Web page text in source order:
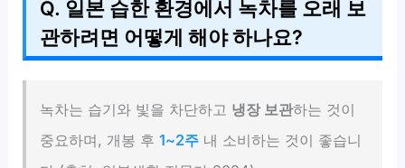
Q. 일본 습한 환경에서 녹차를 오래 보
관하려면 어떻게 해야 하나요?
녹차는 습기와 빛을 차단하고 냉장 보관하는 것이
중요하며, 개봉 후1~2주 내 소비하는 것이 좋습니